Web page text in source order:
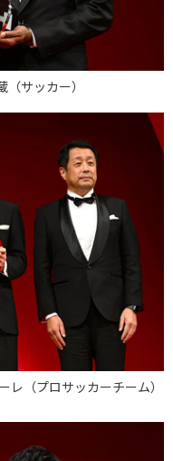
サッカー）
レ（プロサッカーチーム）